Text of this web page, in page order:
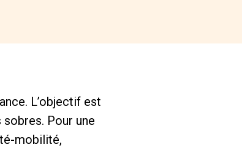
L’objectif est
Pour une
mobilité,